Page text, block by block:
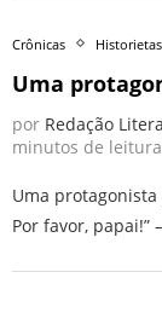
Crônicas Historietas
Uma
por Redação
minutos de leitura
Uma
Por favor, papai!”